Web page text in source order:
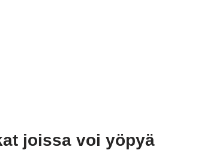
joissa voi yöpyä